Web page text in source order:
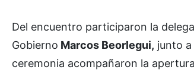
Del encuentro participaron la
Gobierno Marcos Beorlegui, junto
ceremonia acompañaron la